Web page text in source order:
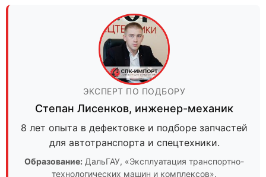
ЭКСПЕРТ ПО ПОДБОРУ
Степан Лисенков, инженер-механик
8 лет опыта в дефектовке и подборе запчастей
для автотранспорта и спецтехники.
Образование: ДальГАУ, «Эксплуатация транспортно-
технологических машин и комплексов».